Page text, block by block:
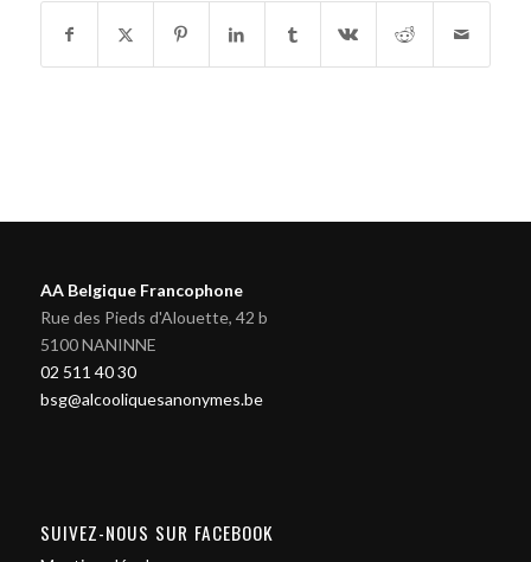
AA Belgique Francophone
Rue des Pieds d'Alouette, 42 b
5100 NANINNE
02 511 40 30
bsg@alcooliquesanonymes.be
SUIVEZ-NOUS SUR FACEBOOK